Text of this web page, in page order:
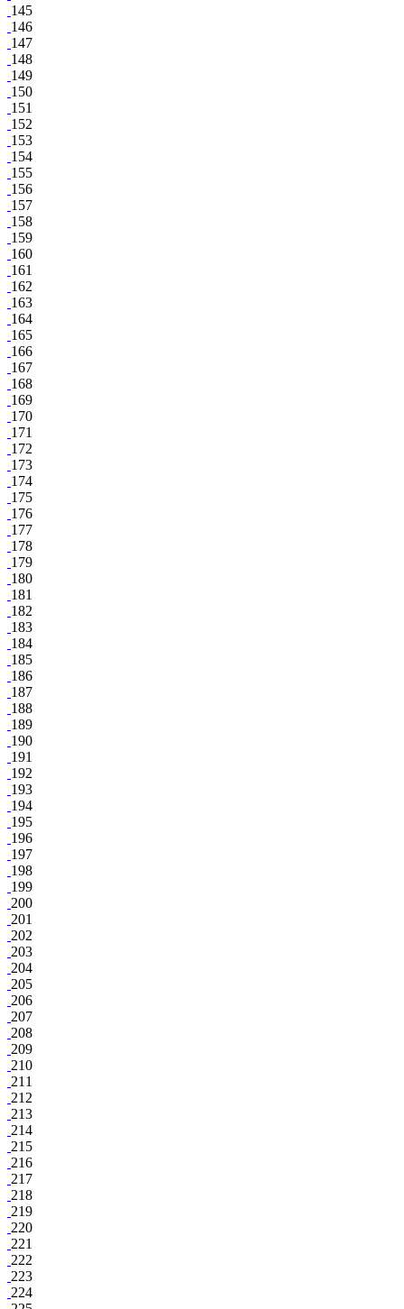
145
146
147
148
149
150
151
152
153
154
155
156
157
158
159
160
161
162
163
164
165
166
167
168
169
170
171
172
173
174
175
176
177
178
179
180
181
182
183
184
185
186
187
188
189
190
191
192
193
194
195
196
197
198
199
200
201
202
203
204
205
206
207
208
209
210
211
212
213
214
215
216
217
218
219
220
221
222
223
224